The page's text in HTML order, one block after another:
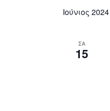
Ιούνιος 2024
ΣΑ
15